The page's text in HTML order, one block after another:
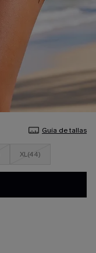
Guía de tallas
XL(44)